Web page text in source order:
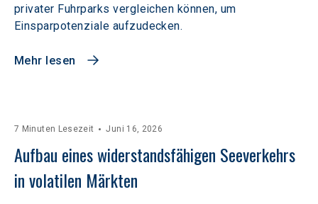
privater Fuhrparks vergleichen können, um
Einsparpotenziale aufzudecken.
Mehr lesen
7 Minuten Lesezeit Juni 16, 2026
Aufbau eines widerstandsfähigen Seeverkehrs
in volatilen Märkten